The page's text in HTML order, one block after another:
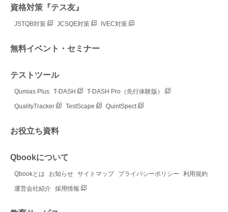
資格対策『テス友』
JSTQB対策 JCSQE対策 IVEC対策
無料イベント・セミナー
テストツール
Qumias Plus T-DASH T-DASH Pro（先行体験版）
QualityTracker TestScape QuintSpect
お役立ち資料
Qbookについて
Qbookとは お知らせ サイトマップ プライバシーポリシー 利用規約
運営会社紹介 採用情報